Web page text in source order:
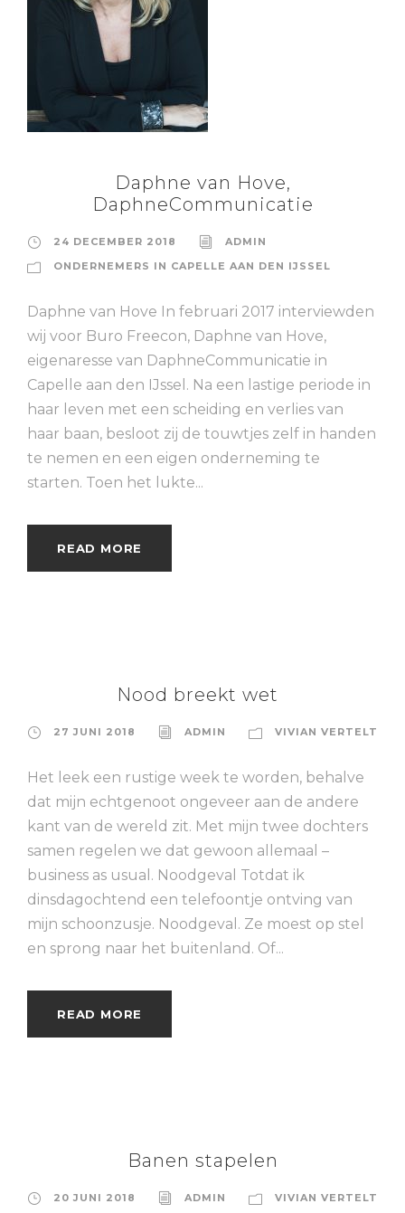
Daphne van Hove,
DaphneCommunicatie
24 DECEMBER 2018
ADMIN
ONDERNEMERS IN CAPELLE AAN DEN IJSSEL
Daphne van Hove In februari 2017 interviewden
wij voor Buro Freecon, Daphne van Hove,
eigenaresse van DaphneCommunicatie in
Capelle aan den IJssel. Na een lastige periode in
haar leven met een scheiding en verlies van
haar baan, besloot zij de touwtjes zelf in handen
te nemen en een eigen onderneming te
starten. Toen het lukte...
READ MORE
Nood breekt wet
27 JUNI 2018 ADMIN VIVIAN VERTELT
Het leek een rustige week te worden, behalve
dat mijn echtgenoot ongeveer aan de andere
kant van de wereld zit. Met mijn twee dochters
samen regelen we dat gewoon allemaal –
business as usual. Noodgeval Totdat ik
dinsdagochtend een telefoontje ontving van
mijn schoonzusje. Noodgeval. Ze moest op stel
en sprong naar het buitenland. Of...
READ MORE
Banen stapelen
20 JUNI 2018 ADMIN VIVIAN VERTELT